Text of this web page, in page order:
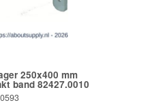
250x400 mm
band 82427.0010